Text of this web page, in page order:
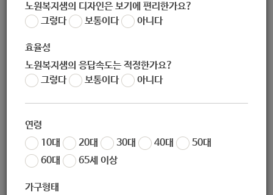
노원복지샘의 디자인은 보기에 편리한가요?
그렇다
보통이다 아니다
효율성
노원복지샘의 응답속도는 적정한가요?
그렇다
보통이다 아니다
연령
10대
20대 30대 40대
50대
60대
65세 이상
가구형태
[KT&G복지재단] 2020년 12월 상상펀드의료비지원사업 신청
안내 (-11.20)
작성자 노원 복지샘
작성일 2020-11-13 10:10
* 출처 :http://www.ktngwelfare.org/business/fund